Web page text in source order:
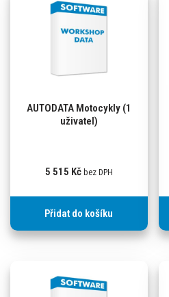
AUTODATA Motocykly (1
uživatel)
5 515 Kč bez DPH
Přidat do košíku